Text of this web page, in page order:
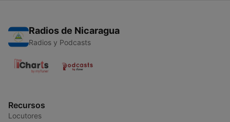
Radios de Nicaragua
Radios y Podcasts
Recursos
Locutores